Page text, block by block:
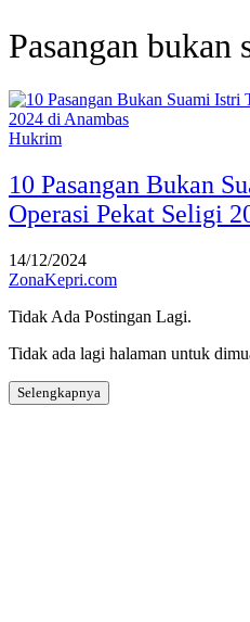
Pasangan bukan
Hukrim
10 Pasangan Bukan
Operasi Pekat Seligi
14/12/2024
ZonaKepri.com
Tidak Ada Postingan Lagi.
Tidak ada lagi halaman untuk
Selengkapnya